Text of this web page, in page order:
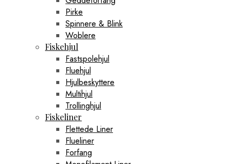
Pirke
Spinnere & Blink
Woblere
Fiskehjul
Fastspolehjul
Fluehjul
Hjulbeskyttere
Multihjul
Trollinghjul
Fiskeliner
Flettede Liner
Flueliner
Forfang